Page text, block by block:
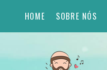
HOME SOBRE NÓS